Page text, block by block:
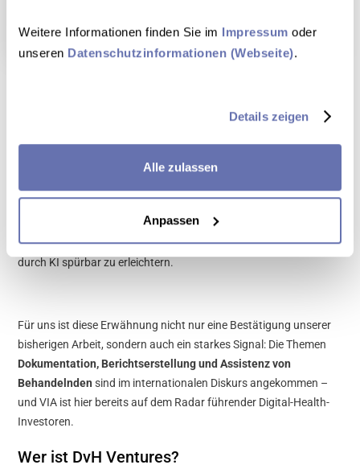
Weitere Informationen finden Sie im Impressum oder
unseren Datenschutzinformationen (Webseite).
Details zeigen
Alle zulassen
Anpassen
Besonders stolz sind wir, dass wir in derMarket Map von DvH
Playern wie Woebot, HelloBetter und Kintsugi taucht auch
auf, als junges Berliner HealthTech-Startup, das sich
das Ziel gesetzt hat, den Praxisalltag von Psychotherapeut:innen
durch KI spürbar zu erleichtern.
Für uns ist diese Erwähnung nicht nur eine Bestätigung unserer
bisherigen Arbeit, sondern auch ein starkes Signal: Die Themen
Dokumentation, Berichtserstellung und Assistenz von
Behandelnden sind im internationalen Diskurs angekommen –
und VIA ist hier bereits auf dem Radar führender Digital-Health-
Investoren.
Wer ist DvH Ventures?